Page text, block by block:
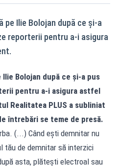
Ilie Bolojan după ce și-a
reporterii pentru a-i asigura
Bolojan după ce și-a pus
pentru a-i asigura astfel
Realitatea PLUS a subliniat
întrebări se teme de presă.
(...) Când ești demnitar nu
de demnitar să interzici
asta, plătești electroal sau